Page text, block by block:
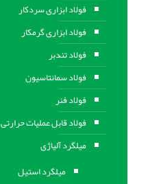
فولاد ابزاری سردکار
فولاد ابزاری گرمکار
فولاد تندبر
فولاد سمانتاسیون
فولاد فنر
فولاد قابل عملیات حرارتی
ميلگرد آلیاژی
میلگرد استیل